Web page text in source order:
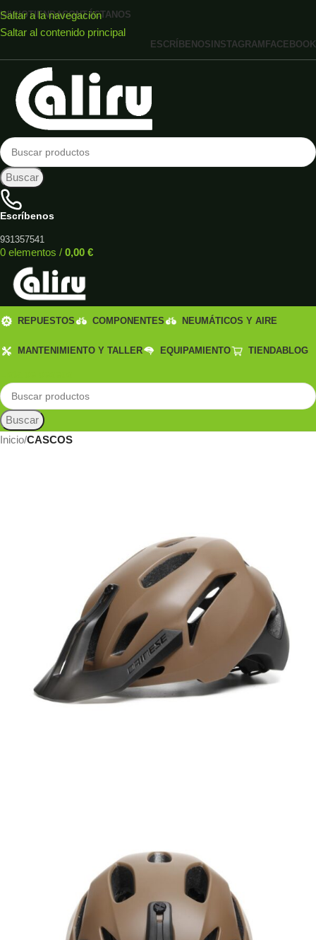
Saltar a la navegación
Saltar al contenido principal
INICIOTIENDACONTÁCTANOS
ESCRÍBENOS INSTAGRAM FACEBOOK
Buscar
Escríbenos
931357541
0 elementos / 0,00 €
REPUESTOS COMPONENTES NEUMÁTICOS Y AIRE
MANTENIMIENTO Y TALLER EQUIPAMIENTO TIENDABLOG
Buscar
Inicio CASCOS